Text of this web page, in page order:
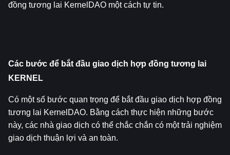
đồng tương lai KernelDAO một cách tự tin.
Các bước để bắt đầu giao dịch hợp đồng tương lai
KERNEL
Có một số bước quan trọng để bắt đầu giao dịch hợp đồng
tương lai KernelDAO. Bằng cách thực hiện những bước
này, các nhà giao dịch có thể chắc chắn có một trải nghiệm
giao dịch thuận lợi và an toàn.